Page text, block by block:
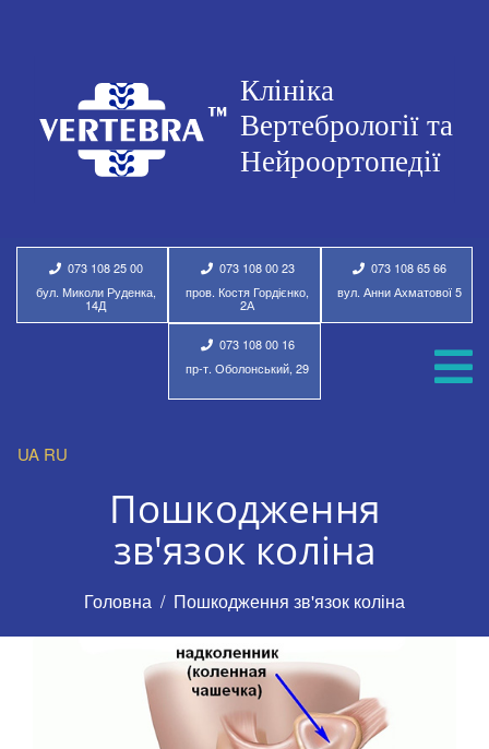
073 108 25 00
бул. Миколи Руденка,
14Д
073 108 00 23
пров. Костя Гордієнко,
2А
073 108 65 66
вул. Анни Ахматової 5
073 108 00 16
пр-т. Оболонський, 29
UA RU
Пошкодження
зв'язок коліна
Головна Пошкодження зв'язок коліна